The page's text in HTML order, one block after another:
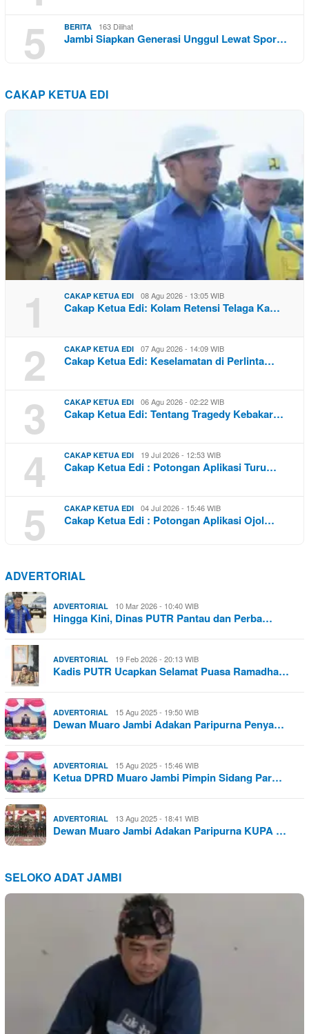
5
BERITA 163 Dilihat
Jambi Siapkan Generasi Unggul Lewat Spor…
CAKAP KETUA EDI
1 CAKAP KETUA EDI 08 Agu 2026 - 13:05 WIB
Cakap Ketua Edi: Kolam Retensi Telaga Ka…
2 CAKAP KETUA EDI 07 Agu 2026 - 14:09 WIB
Cakap Ketua Edi: Keselamatan di Perlinta…
3 CAKAP KETUA EDI 06 Agu 2026 - 02:22 WIB
Cakap Ketua Edi: Tentang Tragedy Kebakar…
4 CAKAP KETUA EDI 19 Jul 2026 - 12:53 WIB
Cakap Ketua Edi : Potongan Aplikasi Turu…
5 CAKAP KETUA EDI 04 Jul 2026 - 15:46 WIB
Cakap Ketua Edi : Potongan Aplikasi Ojol…
ADVERTORIAL
ADVERTORIAL 10 Mar 2026 - 10:40 WIB
Hingga Kini, Dinas PUTR Pantau dan Perba…
ADVERTORIAL 19 Feb 2026 - 20:13 WIB
Kadis PUTR Ucapkan Selamat Puasa Ramadha…
ADVERTORIAL 15 Agu 2025 - 19:50 WIB
Dewan Muaro Jambi Adakan Paripurna Penya…
ADVERTORIAL 15 Agu 2025 - 15:46 WIB
Ketua DPRD Muaro Jambi Pimpin Sidang Par…
ADVERTORIAL 13 Agu 2025 - 18:41 WIB
Dewan Muaro Jambi Adakan Paripurna KUPA …
SELOKO ADAT JAMBI